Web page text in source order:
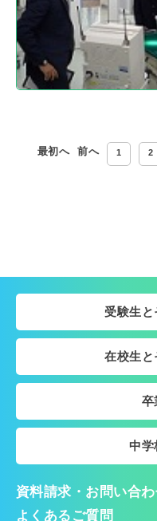
最初へ 前へ 1 2
受験生
在校生と
卒
中学
資料請求・お問い合
よくあるご質問